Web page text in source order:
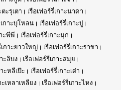
ตะรุเตา
เรือเฟอร์รี่เกาะนาคา
เกาะบุโหลน
เรือเฟอร์รี่เกาะปู
ะพีพี
เรือเฟอร์รี่เกาะมุก
เกาะยาวใหญ่
เรือเฟอร์รี่เกาะราชา
ะลิบง
เรือเฟอร์รี่เกาะสมุย
ะหลีเป๊ะ
เรือเฟอร์รี่เกาะเต่า
ะเหลาเหลียง
เรือเฟอร์รี่เกาะไหง